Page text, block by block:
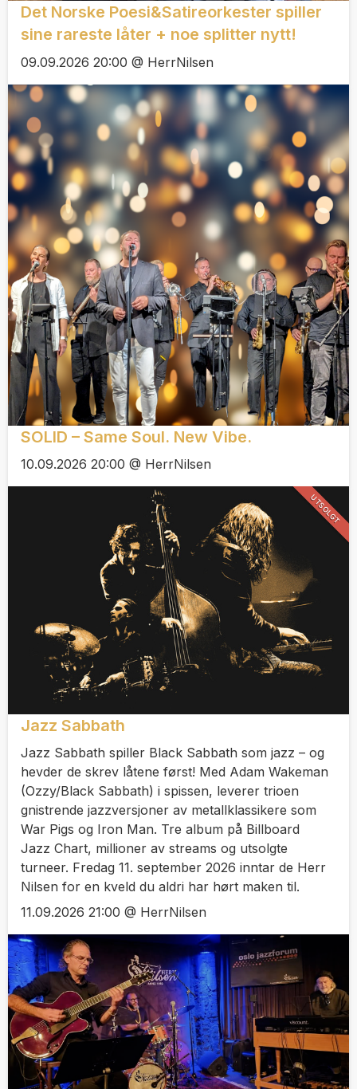
Det Norske Poesi&Satireorkester spiller
sine rareste låter + noe splitter nytt!
09.09.2026 20:00 @ HerrNilsen
SOLID – Same Soul. New Vibe.
10.09.2026 20:00 @ HerrNilsen
Jazz Sabbath
Jazz Sabbath spiller Black Sabbath som jazz – og
hevder de skrev låtene først! Med Adam Wakeman
(Ozzy/Black Sabbath) i spissen, leverer trioen
gnistrende jazzversjoner av metallklassikere som
War Pigs og Iron Man. Tre album på Billboard
Jazz Chart, millioner av streams og utsolgte
turneer. Fredag 11. september 2026 inntar de Herr
Nilsen for en kveld du aldri har hørt maken til.
11.09.2026 21:00 @ HerrNilsen
UTSOLGT